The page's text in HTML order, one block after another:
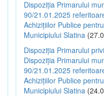
Dispoziția Primarului
90/21.01.2025
Achizițiilor Publice
Municipiului Slatina
Dispoziția Primarului
Dispoziția Primarului
90/21.01.2025
Achizițiilor Publice
Municipiului Slatina